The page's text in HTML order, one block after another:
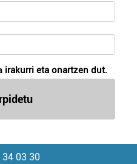
irakurri eta onartzen dut.
34 03 30